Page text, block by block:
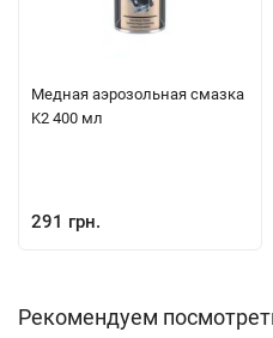
Медная аэрозольная смазка
K2 400 мл
291 грн.
Рекомендуем